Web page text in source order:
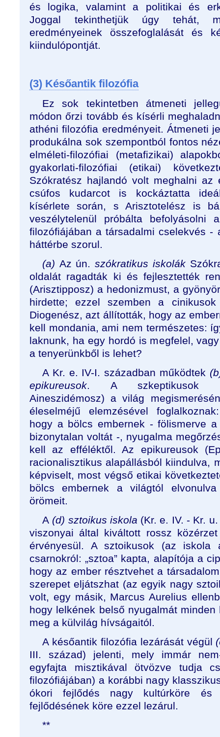
és logika, valamint a politikai és
Joggal tekinthetjük úgy tehát,
eredményeinek összefoglalását és
kiindulópontját.
(3) Későantik filozófia
Ez sok tekintetben átmeneti
módon őrzi tovább és kísérli
athéni filozófia eredményeit. Átmeneti
produkálna sok szempontból fontos
elméleti-filozófiai (metafizikai)
gyakorlati-filozófiai (etikai)
Szókratész hajlandó volt meghalni az
csúfos kudarcot is kockáztatta
kísérlete során, s Arisztotelész is
veszélytelenül próbálta befolyásolni
filozófiájában a társadalmi cselekvés -
háttérbe szorul.
(a) Az ún.szókratikus iskolák
oldalát ragadták ki és fejlesztették
(Arisztipposz) a hedonizmust, a
hirdette; ezzel szemben a
Diogenész, azt állították, hogy az
kell mondania, ami nem természetes:
laknunk, ha egy hordó is megfelel,
a tenyerünkből is lehet?
A Kr. e. IV-I. században működtek
epikureusok. A szkeptikusok
Aineszidémosz) a világ
éleselméjű elemzésével
hogy a bölcs embernek - fölismerve a
bizonytalan voltát -, nyugalma
kell az efféléktől. Az epikureusok
racionalisztikus alapállásból kiindulva,
képviselt, most végső etikai
bölcs embernek a világtól
örömeit.
A (d) sztoikus iskola (Kr. e. IV. - Kr.
viszonyai által kiváltott rossz
érvényesül. A sztoikusok (az
csarnokról: „sztoa” kapta, alapítója a
hogy az ember résztvehet a
szerepet eljátszhat (az egyik nagy
volt, egy másik, Marcus Aurelius
hogy lelkének belső nyugalmát
meg a külvilág hívságaitól.
A későantik filozófia lezárását végül
III. század) jelenti, mely immár
egyfajta misztikával ötvözve tudja
filozófiájában) a korábbi nagy
ókori fejlődés nagy kultúrköre
fejlődésének köre ezzel lezárul.
**